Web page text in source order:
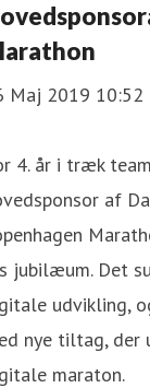
Maj 2019 10:52
4. år i træk
af
jubilæum. Det
udvikling,
nye tiltag, der
maraton.